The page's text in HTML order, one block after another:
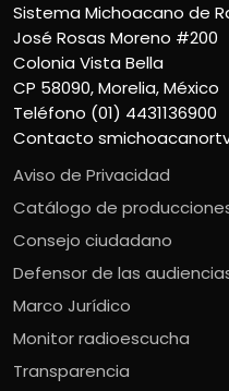
Sistema Michoacano de
José Rosas Moreno #200
Colonia Vista Bella
CP 58090, Morelia, México
Teléfono (01) 4431136900
Contacto
Aviso de Privacidad
Catálogo de
Consejo ciudadano
Defensor de las
Marco Jurídico
Monitor radioescucha
Transparencia